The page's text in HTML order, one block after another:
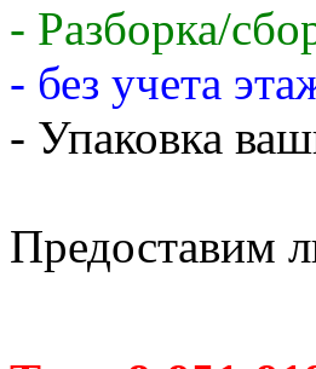
- Разборка/
- без учета
- Упаковка
Предоставим